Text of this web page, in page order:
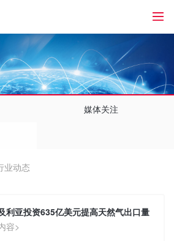
媒体关注
业动态
利亚投资635亿美元提高天然气出口量
容>